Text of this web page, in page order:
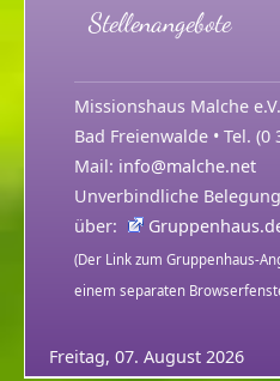
Stellenangebote
Missionshaus Malche
Bad Freienwalde • Tel. (0
Mail: info@malche.net
Unverbindliche
über:
(Der Link zum Gruppenhaus-
einem separaten
Freitag, 07. August 2026